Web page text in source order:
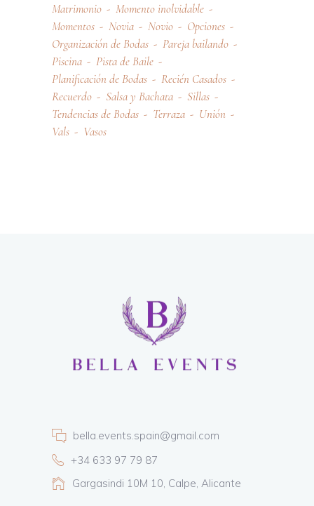
Matrimonio
Momento inolvidable
Momentos
Novia Novio
Opciones
Organización de Bodas
Pareja bailando
Piscina
Pista de Baile
Planificación de Bodas
Recién Casados
Recuerdo
Salsa y Bachata
Sillas
Tendencias de Bodas
Terraza
Unión
Vals
Vasos
bella.events.spain@gmail.com
+34 633 97 79 87
Gargasindi 10M 10, Calpe, Alicante